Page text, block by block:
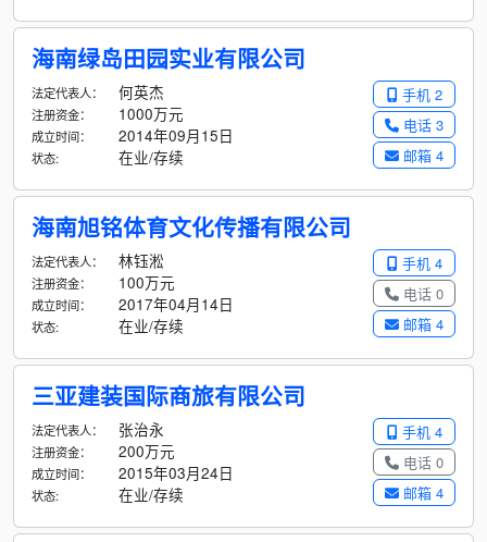
海南绿岛田园实业有限公司
手机 2
电话 3
邮箱 4
法定代表人： 何英杰
注册资金： 1000万元
成立时间： 2014年09月15日
状态: 在业/存续
海南旭铭体育文化传播有限公司
手机 4
电话 0
邮箱 4
法定代表人： 林钰淞
注册资金： 100万元
成立时间： 2017年04月14日
状态: 在业/存续
三亚建装国际商旅有限公司
手机 4
电话 0
邮箱 4
法定代表人： 张治永
注册资金： 200万元
成立时间： 2015年03月24日
状态: 在业/存续